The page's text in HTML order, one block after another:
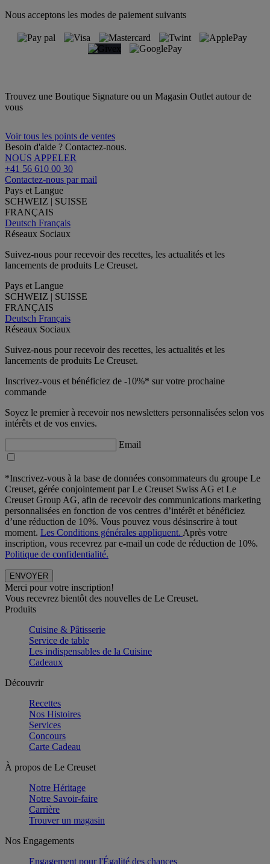
Nous acceptons les modes de paiement suivants
Trouvez une Boutique Signature ou un Magasin Outlet autour de
vous
Voir tous les points de ventes
Besoin d'aide ? Contactez-nous.
NOUS APPELER
+41 56 610 00 30
Contactez-nous par mail
Pays et Langue
SCHWEIZ | SUISSE
FRANÇAIS
Deutsch Français
Réseaux Sociaux
Suivez-nous pour recevoir des recettes, les actualités et les
lancements de produits Le Creuset.
Pays et Langue
SCHWEIZ | SUISSE
FRANÇAIS
Deutsch Français
Réseaux Sociaux
Suivez-nous pour recevoir des recettes, les actualités et les
lancements de produits Le Creuset.
Inscrivez-vous et bénéficiez de -10%* sur votre prochaine
commande
Soyez le premier à recevoir nos newsletters personnalisées selon vos
intérêts et de vos envies.
Email
*Inscrivez-vous à la base de données consommateurs du groupe Le
Creuset, gérée conjointement par Le Creuset Swiss AG et Le
Creuset Group AG, afin de recevoir des communications marketing
personnalisées en fonction de vos centres d’intérêt et bénéficiez
d’une réduction de 10%. Vous pouvez vous désinscrire à tout
moment. Les Conditions générales appliquent. Après votre
inscription, vous recevrez par e-mail un code de réduction de 10%.
Politique de confidentialité.
Merci pour votre inscription!
Vous recevrez bientôt des nouvelles de Le Creuset.
Produits
Cuisine & Pâtisserie
Service de table
Les indispensables de la Cuisine
Cadeaux
Découvrir
Recettes
Nos Histoires
Services
Concours
Carte Cadeau
À propos de Le Creuset
Notre Héritage
Notre Savoir-faire
Carrière
Trouver un magasin
Nos Engagements
Engagement pour l'Égalité des chances